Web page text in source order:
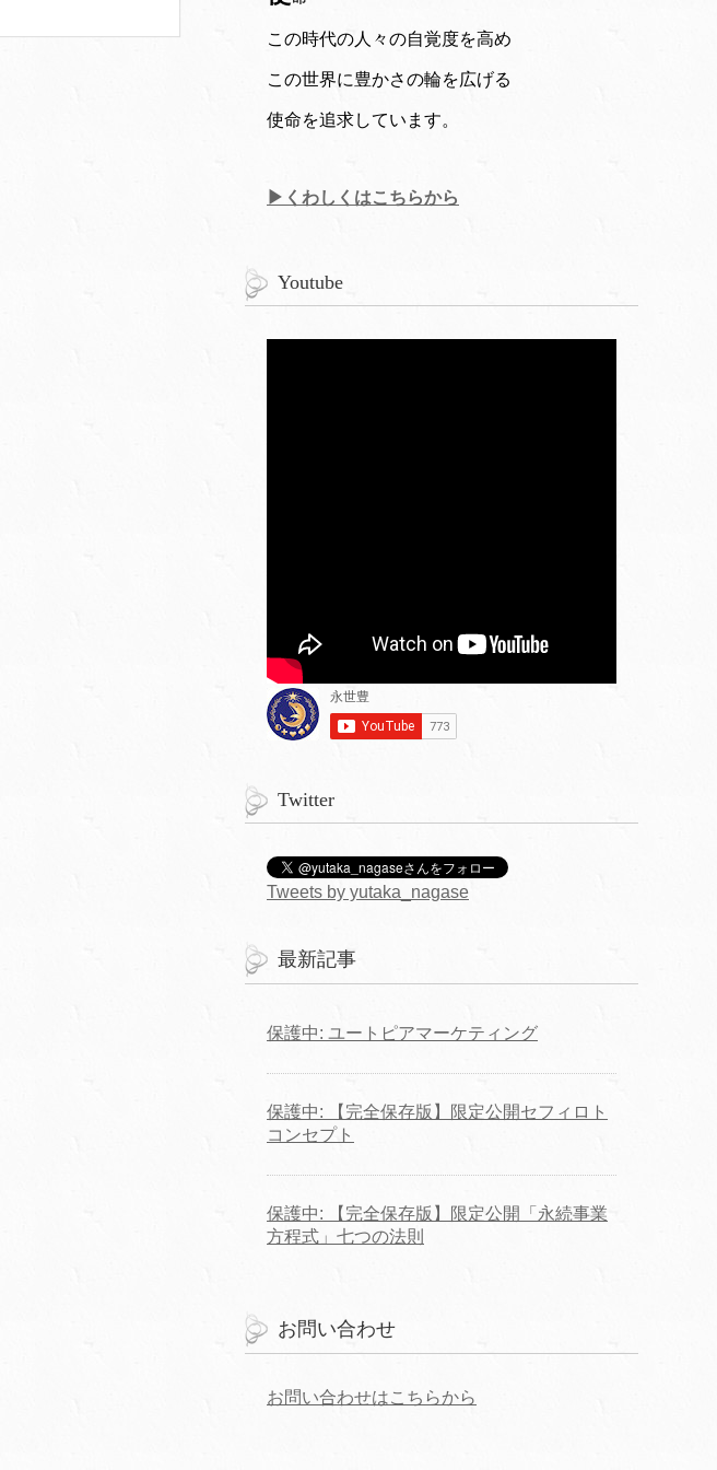
この時代の人々の自覚度を高め
この世界に豊かさの輪を広げる
使命を追求しています。
▶くわしくはこちらから
Youtube
Twitter
Tweets by yutaka_nagase
最新記事
保護中: ユートピアマーケティング
保護中: 【完全保存版】限定公開セフィロト
コンセプト
保護中: 【完全保存版】限定公開「永続事業
方程式」七つの法則
お問い合わせ
お問い合わせはこちらから